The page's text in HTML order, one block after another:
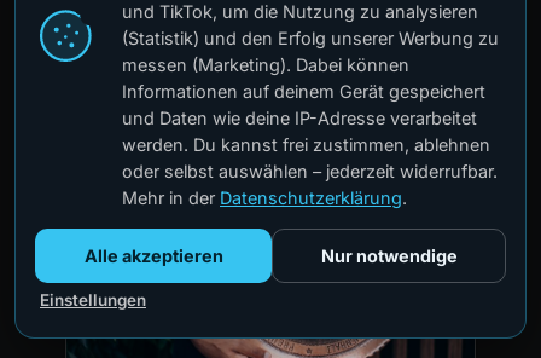
und TikTok, um die Nutzung zu analysieren
(Statistik) und den Erfolg unserer Werbung zu
messen (Marketing). Dabei können
Informationen auf deinem Gerät gespeichert
und Daten wie deine IP-Adresse verarbeitet
werden. Du kannst frei zustimmen, ablehnen
oder selbst auswählen – jederzeit widerrufbar.
Mehr in der Datenschutzerklärung.
Alle akzeptieren Nur notwendige
Einstellungen